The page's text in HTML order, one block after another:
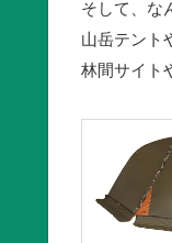
そして、な
山岳テント
林間サイト